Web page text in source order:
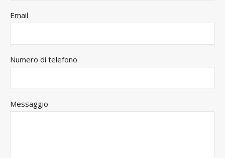
Email
Numero di telefono
Messaggio